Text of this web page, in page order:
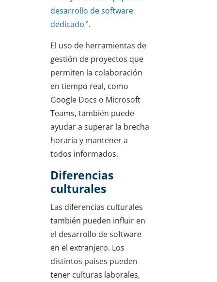
desarrollo de software
dedicado .
El uso de herramientas de
gestión de proyectos que
permiten la colaboración
en tiempo real, como
Google Docs o Microsoft
Teams, también puede
ayudar a superar la brecha
horaria y mantener a
todos informados.
Diferencias
culturales
Las diferencias culturales
también pueden influir en
el desarrollo de software
en el extranjero. Los
distintos países pueden
tener culturas laborales,